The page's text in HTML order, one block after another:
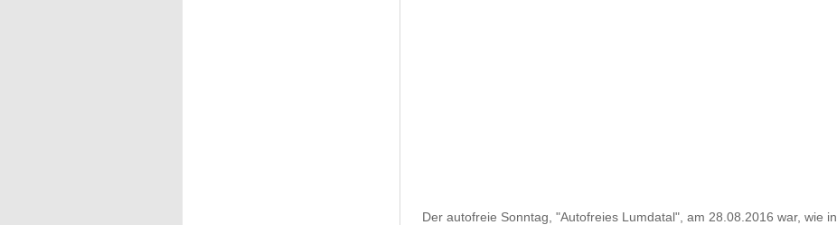
Der autofreie Sonntag, "Autofreies Lumdatal", am 28.08.2016 war, wie in